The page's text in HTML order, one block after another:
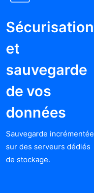
Sécurisation
et
sauvegarde
de vos
données
Sauvegarde incrémentée
sur des serveurs dédiés
de stockage.